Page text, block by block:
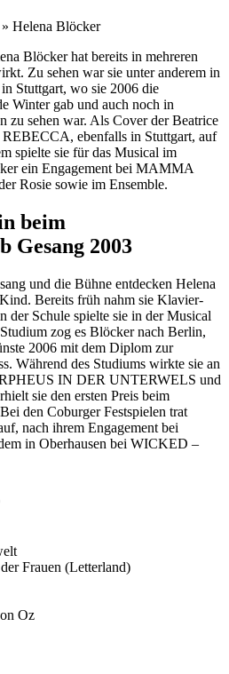
Helena Blöcker
Blöcker hat bereits in mehreren
Zu sehen war sie unter anderem in
Stuttgart, wo sie 2006 die
Winter gab und auch noch in
zu sehen war. Als Cover der Beatrice
REBECCA, ebenfalls in Stuttgart, auf
spielte sie für das Musical im
ein Engagement bei MAMMA
Rosie sowie im Ensemble.
beim
Gesang 2003
und die Bühne entdecken Helena
Bereits früh nahm sie Klavier-
der Schule spielte sie in der Musical
zog es Blöcker nach Berlin,
2006 mit dem Diplom zur
Während des Studiums wirkte sie an
IN DER UNTERWELS und
sie den ersten Preis beim
den Coburger Festspielen trat
nach ihrem Engagement bei
in Oberhausen bei WICKED –
Frauen (Letterland)
Oz